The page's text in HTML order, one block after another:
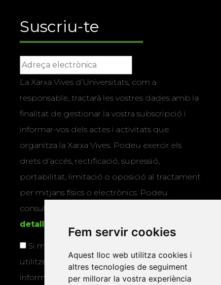
Fem servir cookies
Aquest lloc web utilitza cookies i
altres tecnologies de seguiment
per millorar la vostra experiència
Suscriu-te
La Xarxa Vives d’Universitats, com a
responsable, tractarà les vostres dades amb la
finalitat de gestionar la vostra subscripció i
informar-vos dels actes i activitats que
organitza la Xarxa Vives. Podeu exercir els
drets d’accés, rectificació, supressió,
portabilitat, limitació o oposició al tractament
per mitjans físics o electrònics. Podeu
consultar la
detallada sobre protecció de dades
Si marqueu aquesta casella, consentiu que
utilitzem les vostres dades per a enviar-vos
informació sobre els actes i activitats que